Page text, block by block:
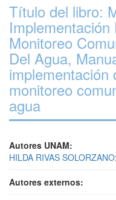
Título del libro:
Monitoreo
Del Agua,
implementación
monitoreo
agua
Autores UNAM:
HILDA RIVAS SOLORZANO;
Autores externos: